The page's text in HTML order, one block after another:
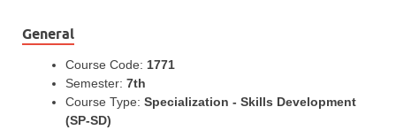
General
Course Code: 1771
Semester: 7th
Course Type: Specialization - Skills Development
(SP-SD)